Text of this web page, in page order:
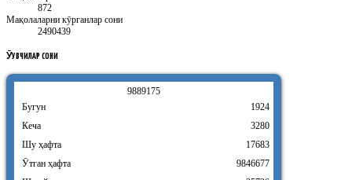
872
Мақолаларни кӯрганлар сони
2490439
ӮҚУВЧИЛАРСОНИ
9889175
Бугун
Кеча
Шу ҳафта
Ӯтган ҳафта
1924
3280
17683
9846677